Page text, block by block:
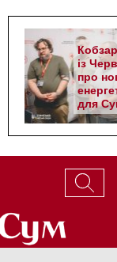
із
про
для